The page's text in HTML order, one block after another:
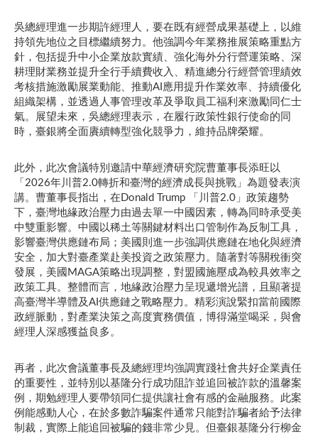
吳總經理進一步期許經理人，要在既有經營成果基礎上，以維
持領先地位之目標繼續努力。他強調今年業務推展策略重點方
針，包括提升中小企業放款實績、強化海外分行營運策略、深
耕理財業務並提升全行手續費收入、精進總分行經營管理績效
考核措施激勵展業動能、推動AI應用提升作業效率、持續優化
組織架構，並透過人事管理改革及爭取員工福利來激勵同仁士
氣。展望未來，吳總經理表示，在履行政策性銀行使命的同
時，臺銀將全面賡續轉型強化競爭力，維持品牌榮耀。
此外，此次會議特別邀請中華經濟研究院曹董事長添旺以
「2026年川普2.0轉折和臺灣的經濟成長與挑戰」為題發表演
講。曹董事長指出，在Donald Trump 「川普2.0」政策趨勢
下，臺灣地緣政治壓力由過去單一中國因素，轉為同時承受美
中雙重影響。中國以稀土等關鍵材料出口管制作為反制工具，
影響臺灣供應鏈布局；美國則進一步強調供應鏈在地化與經濟
安全，加大對臺產業赴美投資之政策壓力。隨著對等關稅衝突
發展，美國MAGA策略出現調整，對盟國施壓成為較具效率之
政策工具。整體而言，地緣政治壓力呈現遞增光譜，且顯著提
高臺灣半導體及AI供應鏈之戰略壓力。精彩演說緊扣當前國際
政經脈動，對產業決策之高度實務價值，博得滿堂喝采，與會
經理人深感獲益良多。
再者，此次會議董事長及總經理均強調實踐社會共好企業責任
的重要性，並特別以基隆分行成功阻詐並追回被詐款的溫馨案
例，期勉經理人要帶領同仁提供讓社會有感的金融服務。此案
例能感動人心，在於多數詐騙案件通常只能對詐騙者給予法律
制裁，實際上能追回被騙的錢非常少見。但臺銀基隆分行柳金